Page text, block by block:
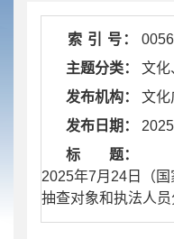
索 引 号：
主题分类：
文化
发布机构：
文化
发布日期：
标 题：
2025年7月24日（
抽查对象和执法人